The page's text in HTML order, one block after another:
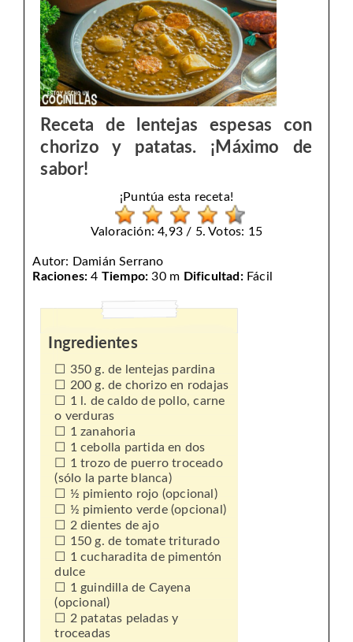
Receta de lentejas espesas con
chorizo y patatas. ¡Máximo de
sabor!
¡Puntúa esta receta!
Valoración: 4,93 / 5. Votos: 15
Autor: Damián Serrano
Raciones: 4 Tiempo: 30 m Dificultad:Fácil
Ingredientes
350 g. de lentejas pardina
200 g. de chorizo en rodajas
1 l. de caldo de pollo, carne
o verduras
1 zanahoria
1 cebolla partida en dos
1 trozo de puerro troceado
(sólo la parte blanca)
½ pimiento rojo (opcional)
½ pimiento verde (opcional)
2 dientes de ajo
150 g. de tomate triturado
1 cucharadita de pimentón
dulce
1 guindilla de Cayena
(opcional)
2 patatas peladas y
troceadas